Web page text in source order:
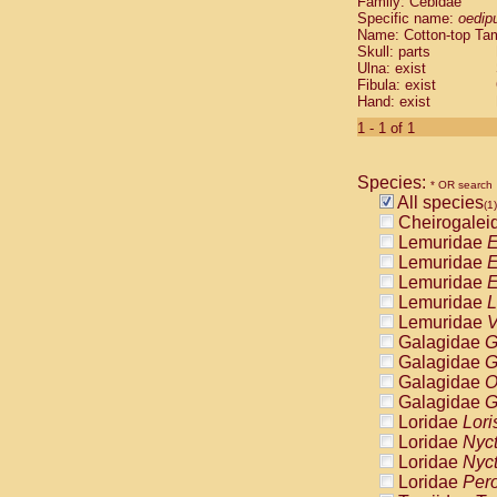
Cebidae
Cebidae
Cebidae
Cebidae
Cebidae
Cebidae
Cebidae
Cebidae
Cebidae
Cebidae
Cebidae
Cebidae
Atelidae
Atelidae
Atelidae
Atelidae
Atelidae
Atelidae
Atelidae
Atelidae
Atelidae
Atelidae
Pitheciidae
Specific name:
Name: Cotton-top
Skull: parts
Ulna: exist
Fibula: exist
Hand: exist
1 - 1 of 1
Species: * OR search
All species(1)
Lemuridae
Lemuridae
Lemuridae
Lemuridae
Lemuridae
Galagidae
Galagidae
Galagidae
Galagidae
Loridae
Loridae
Loridae
Loridae